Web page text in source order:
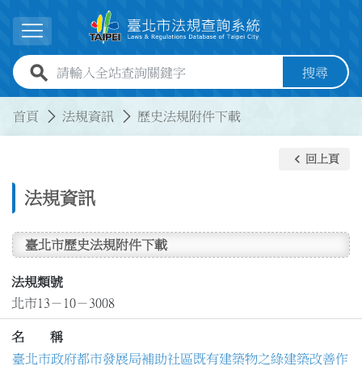
展開選單
全站查詢關鍵字欄位 搜尋
首頁 法規資訊 歷史法規附件下載
法規資訊
keyboard_arrow_left 回上頁
臺北市歷史法規附件下載
法規類號
北市13－10－3008
名 稱
臺北市政府都市發展局補助社區既有建築物之綠建築改善作